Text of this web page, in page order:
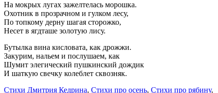
На мокрых лугах зажелтелась морошка.
Охотник в прозрачном и гулком лесу,
По топкому дерну шагая сторожко,
Несет в ягдташе золотую лису.
Бутылка вина кисловата, как дрожжи.
Закурим, нальем и послушаем, как
Шумит элегический пушкинский дождик
И шаткую свечку колеблет сквозняк.
Стихи Дмитрия Кедрина, Стихи про осень, Стихи про рябину,